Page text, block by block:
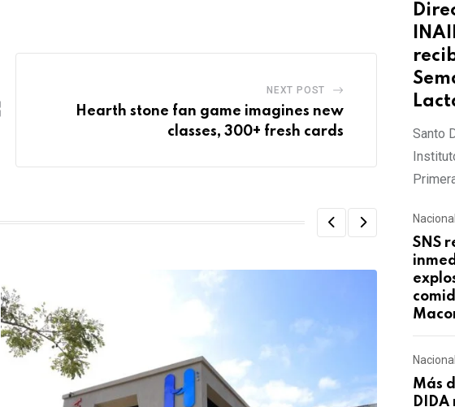
NEXT POST
Hearth stone fan game imagines new
classes, 300+ fresh cards
Santo
SNS
Más